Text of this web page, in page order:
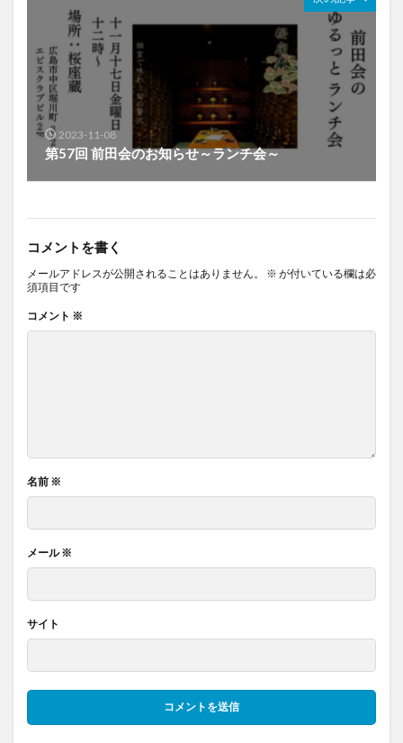
2023-11-08
第57回 前田会のお知らせ～ランチ会～
コメントを書く
メールアドレスが公開されることはありません。 ※ が付いている欄は必
須項目です
コメント ※
名前 ※
メール※
サイト